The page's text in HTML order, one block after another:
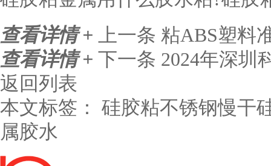
查看详情 +
上一条 粘ABS塑料
查看详情 + 下一条 2024年深圳
返回列表
本文标签： 硅胶粘不锈钢慢干
属胶水